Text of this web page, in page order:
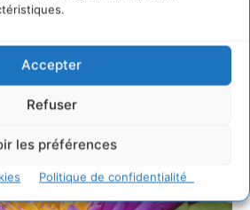
Accepter
Refuser
les préférences
Politique de confidentialité